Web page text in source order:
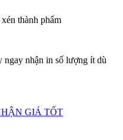
thành phẩm
ngay nhận in số lượng ít dù
GIÁ TỐT